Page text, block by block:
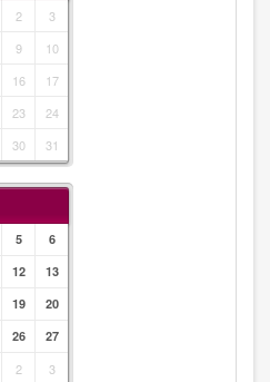
2
3
9
10
16
17
23
24
30 31
5
6
12
13
19
20
26
27
2 3